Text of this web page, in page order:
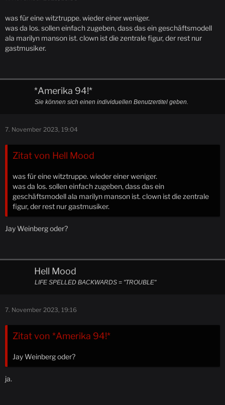
was für eine witztruppe. wieder einer weniger.
was da los. sollen einfach zugeben, dass das ein geschäftsmodell
ala marilyn manson ist. clown ist die zentrale figur, der rest nur
gastmusiker.
*Amerika 94!*
Sie können sich einen individuellen Benutzertitel geben.
7. November 2023, 19:04
Zitat von Hell Mood
was für eine witztruppe. wieder einer weniger.
was da los. sollen einfach zugeben, dass das ein
geschäftsmodell ala marilyn manson ist. clown ist die zentrale
figur, der rest nur gastmusiker.
Jay Weinberg oder?
Hell Mood
LIFE SPELLED BACKWARDS = "TROUBLE"
7. November 2023, 19:16
Zitat von *Amerika 94!*
Jay Weinberg oder?
ja.